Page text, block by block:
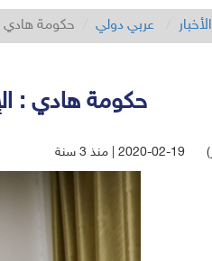
الأخبار عربي دولي حكومة هادي :
حكومة هادي :
2020-02-19 | منذ 3 سنة